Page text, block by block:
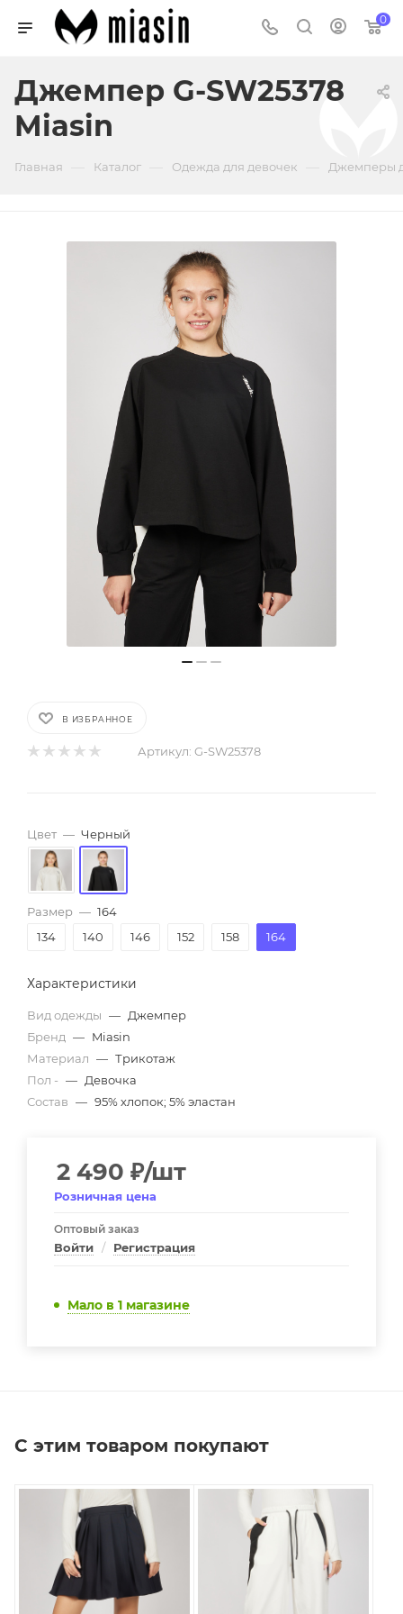
0
Джемпер G-SW25378
Miasin
Главная Каталог Одежда для девочек Джемперы
В ИЗБРАННОЕ
Артикул: G-SW25378
Цвет — Черный
Размер — 164
134
140 146 152 158 164
Характеристики
Вид одежды — Джемпер
Бренд — Miasin
Материал — Трикотаж
Пол - — Девочка
Состав — 95% хлопок; 5% эластан
2 490 ₽/шт
Розничная цена
Оптовый заказ
Войти / Регистрация
Мало в 1 магазине
С этим товаром покупают